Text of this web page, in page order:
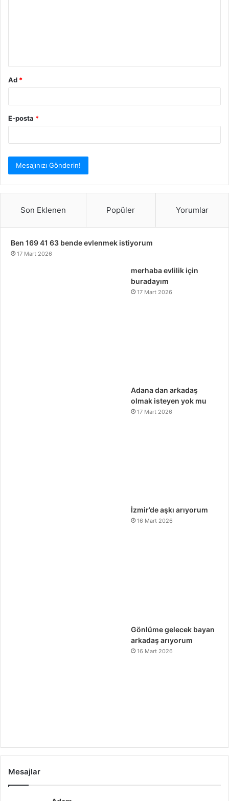
Ad *
E-posta *
Son Eklenen Popüler Yorumlar
Ben 169 41 63 bende evlenmek istiyorum
17 Mart 2026
merhaba evlilik için
buradayım
17 Mart 2026
Adana dan arkadaş
olmak isteyen yok mu
17 Mart 2026
İzmir’de aşkı arıyorum
16 Mart 2026
Gönlüme gelecek bayan
arkadaş arıyorum
16 Mart 2026
Mesajlar